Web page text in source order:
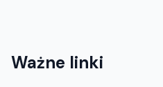
Ważne linki